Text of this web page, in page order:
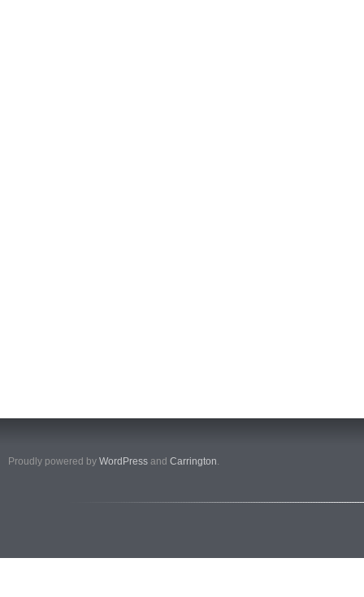
Proudly powered by WordPress and Carrington